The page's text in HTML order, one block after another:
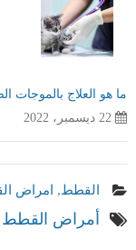
ما هو العلاج بالموجات
22 ديسمبر، 2022
القطط, امراض
أمراض القطط